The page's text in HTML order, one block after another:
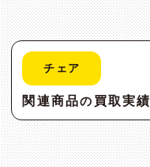
チェア
関連商品の 買取実績